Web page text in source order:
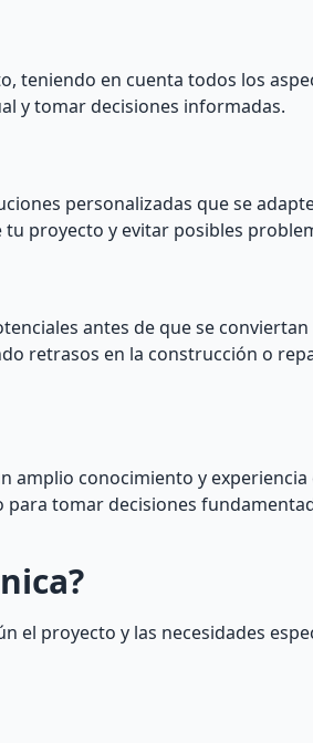
teniendo en cuenta todos los
y tomar decisiones informadas.
personalizadas que se
proyecto y evitar posibles
antes de que se
retrasos en la construcción o
amplio conocimiento y experiencia
tomar decisiones
el proyecto y las necesidades